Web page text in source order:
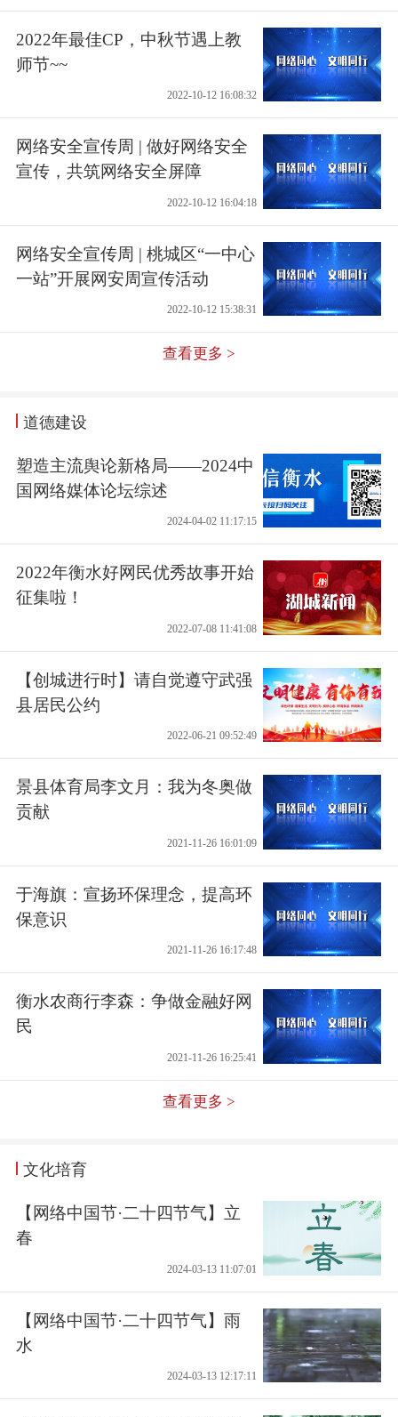
2022年最佳CP，中秋节遇上教
师节~~
2022-10-12 16:08:32
网络安全宣传周 | 做好网络安全
宣传，共筑网络安全屏障
2022-10-12 16:04:18
网络安全宣传周 | 桃城区“一中心
一站”开展网安周宣传活动
2022-10-12 15:38:31
查看更多 >
道德建设
塑造主流舆论新格局——2024中
国网络媒体论坛综述
2024-04-02 11:17:15
2022年衡水好网民优秀故事开始
征集啦！
2022-07-08 11:41:08
【创城进行时】请自觉遵守武强
县居民公约
2022-06-21 09:52:49
景县体育局李文月：我为冬奥做
贡献
2021-11-26 16:01:09
于海旗：宣扬环保理念，提高环
保意识
2021-11-26 16:17:48
衡水农商行李森：争做金融好网
民
2021-11-26 16:25:41
查看更多 >
文化培育
【网络中国节·二十四节气】立
春
2024-03-13 11:07:01
【网络中国节·二十四节气】雨
水
2024-03-13 12:17:11